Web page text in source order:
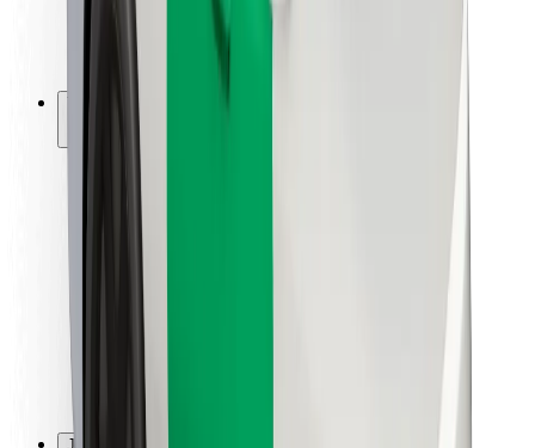
Lentokentät
Boltin lataustelineet
Tuki
Matkustajille
Kuljettajille
Ruokaläheteille
Bolt Food
Fleet Ownereille
Ravintoloille